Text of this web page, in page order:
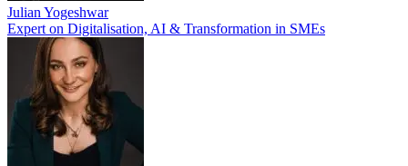
Julian Yogeshwar
Expert on Digitalisation, AI & Transformation in SMEs